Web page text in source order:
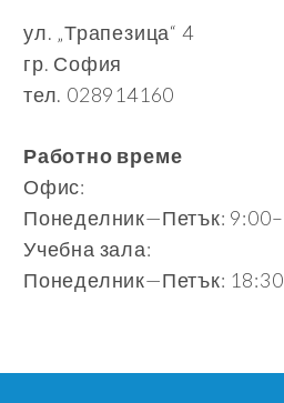
ул. „Трапезица“ 4
гр. София
тел. 028914160
Работно време
Офис:
Понеделник—Петък:
Учебна зала:
Понеделник—Петък: